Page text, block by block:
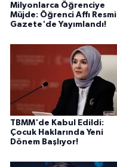
Milyonlarca Öğrenciye
Müjde: Öğrenci Affı Resmi
Gazete'de Yayımlandı!
TBMM'de Kabul Edildi:
Çocuk Haklarında Yeni
Dönem Başlıyor!